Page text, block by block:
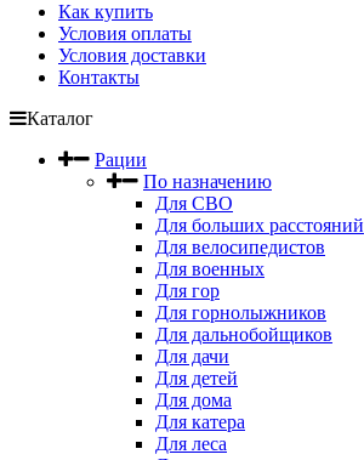
Как купить
Условия оплаты
Условия доставки
Контакты
Каталог
Рации
По назначению
Для СВО
Для больших расстояний
Для велосипедистов
Для военных
Для гор
Для горнолыжников
Для дальнобойщиков
Для дачи
Для детей
Для дома
Для катера
Для леса